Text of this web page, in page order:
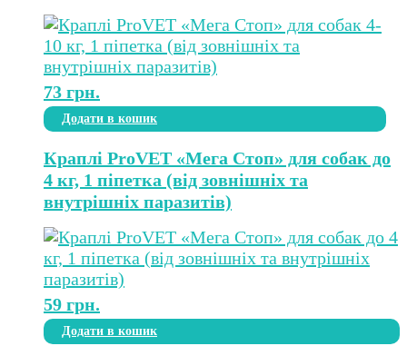
73 грн.
Додати в кошик
Краплі ProVET «Мега Стоп» для собак до
4 кг, 1 піпетка (від зовнішніх та
внутрішніх паразитів)
59 грн.
Додати в кошик